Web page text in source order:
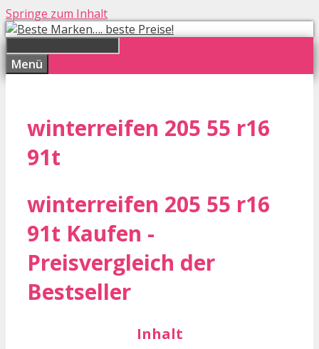
Springe zum Inhalt
Menü
winterreifen 205 55 r16
91t
winterreifen 205 55 r16
91t Kaufen -
Preisvergleich der
Bestseller
Inhalt